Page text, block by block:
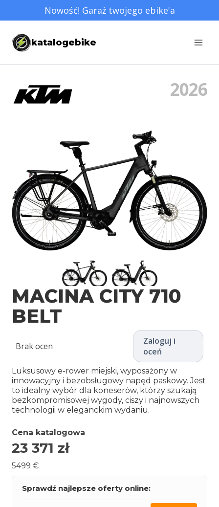
do
treści
Nowość! Garaż twojego ebike'a
katalogebike
2026
MACINA CITY 710
BELT
Brak ocen
Zaloguj i
oceń
Luksusowy e-rower miejski, wyposażony w
innowacyjny i bezobsługowy napęd paskowy. Jest
to idealny wybór dla koneserów, którzy szukają
bezkompromisowej wygody, ciszy i najnowszych
technologii w eleganckim wydaniu.
Cena katalogowa
23 371 zł
5499 €
Sprawdź najlepsze oferty online: